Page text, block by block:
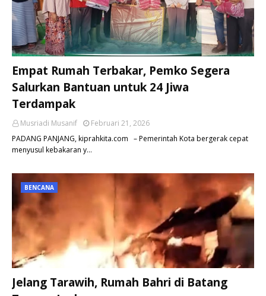
Empat Rumah Terbakar, Pemko Segera
Salurkan Bantuan untuk 24 Jiwa
Terdampak
Musriadi Musanif
Februari 21, 2026
PADANG PANJANG, kiprahkita.com – Pemerintah Kota bergerak cepat
menyusul kebakaran y…
BENCANA
Jelang Tarawih, Rumah Bahri di Batang